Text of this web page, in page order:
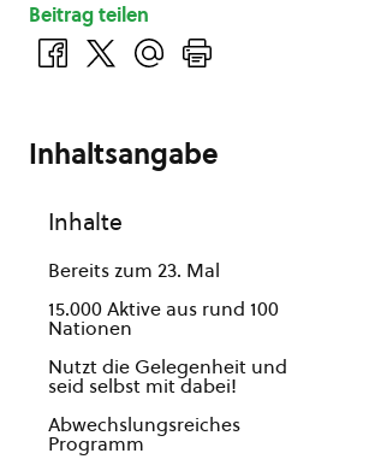
Beitrag teilen
Inhaltsangabe
Inhalte
Bereits zum 23. Mal
15.000 Aktive aus rund 100
Nationen
Nutzt die Gelegenheit und
seid selbst mit dabei!
Abwechslungsreiches
Programm